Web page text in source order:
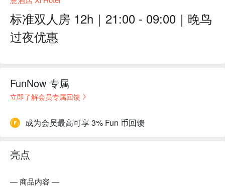
标准双人房 12h｜21:00 - 09:00｜晚鸟
过夜优惠
FunNow 专属
立即了解会员专属回馈
成为会员最高可享 3% Fun 币回馈
亮点
— 商品内容 —